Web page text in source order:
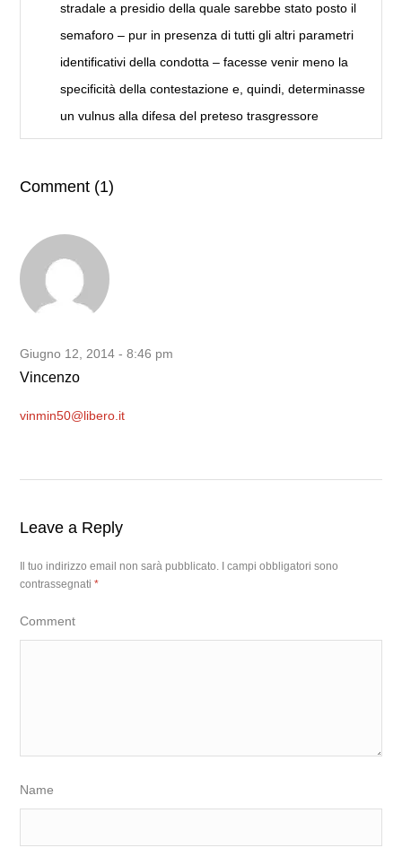
stradale a presidio della quale sarebbe stato posto il
semaforo – pur in presenza di tutti gli altri parametri
identificativi della condotta – facesse venir meno la
specificità della contestazione e, quindi, determinasse
un vulnus alla difesa del preteso trasgressore
Comment (1)
Giugno 12, 2014 - 8:46 pm
Vincenzo
vinmin50@libero.it
Leave a Reply
Il tuo indirizzo email non sarà pubblicato.
I campi obbligatori sono
contrassegnati*
Comment
Name